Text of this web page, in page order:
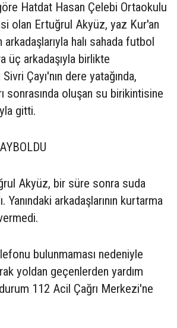
Hatdat Hasan Çelebi Ortaokulu
olan Ertuğrul Akyüz, yaz Kur'an
arkadaşlarıyla halı sahada futbol
üç arkadaşıyla birlikte
Çayı'nın dere yatağında,
sonrasında oluşan su birikintisine
gitti.
Akyüz, bir süre sonra suda
Yanındaki arkadaşlarının kurtarma
bulunmaması nedeniyle
yoldan geçenlerden yardım
112 Acil Çağrı Merkezi'ne